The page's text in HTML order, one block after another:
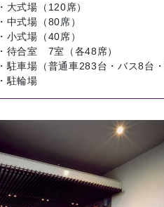
・大式場（120席）
・中式場（80席）
・小式場（40席）
・待合室 7室（各48席）
・駐車場（普通車283台・バス8台
・駐輪場